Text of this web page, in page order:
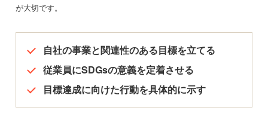
が大切です。
自社の事業と関連性のある目標を立てる
従業員にSDGsの意義を定着させる
目標達成に向けた行動を具体的に示す